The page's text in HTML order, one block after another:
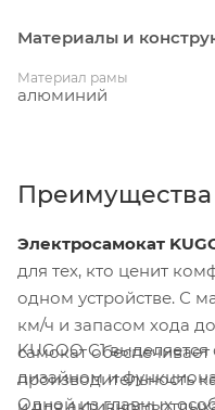
Материалы и
Материал рамы
алюминий
Преимущества
Электросамокат
для тех, кто ценит
одном устройстве. С
км/ч и запасом хода
самокат
производительность
KUGOO C1
дизайном и
Одной из главных